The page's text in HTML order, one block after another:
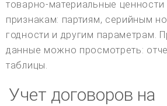
товарно-материальные
признакам: партиям, серийным
годности и другим параметрам.
данные можно просмотреть:
таблицы.
Учет договоров на